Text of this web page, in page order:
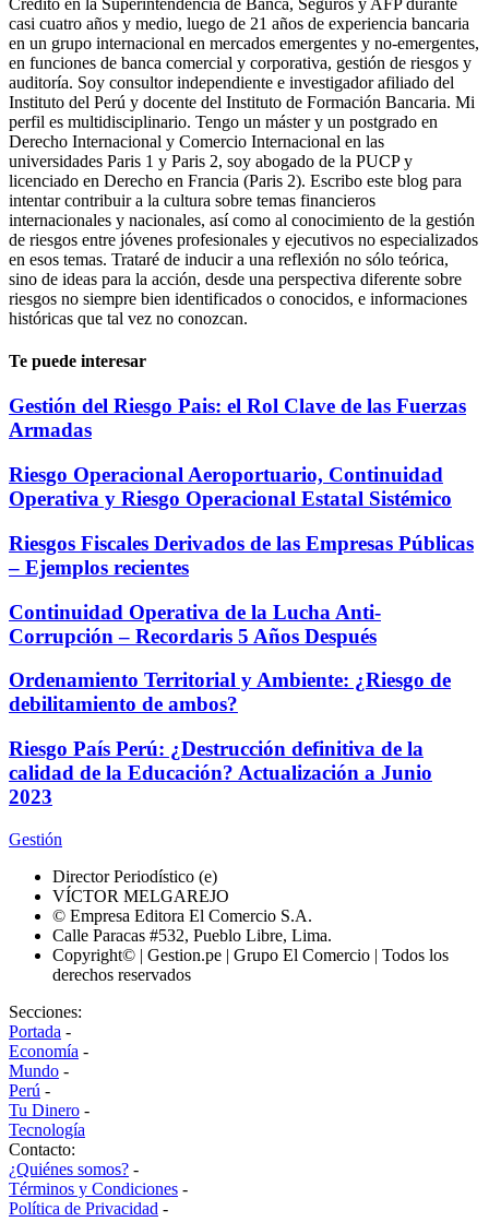
Crédito en la Superintendencia de Banca, Seguros y AFP durante
casi cuatro años y medio, luego de 21 años de experiencia bancaria
en un grupo internacional en mercados emergentes y no-emergentes,
en funciones de banca comercial y corporativa, gestión de riesgos y
auditoría. Soy consultor independiente e investigador afiliado del
Instituto del Perú y docente del Instituto de Formación Bancaria. Mi
perfil es multidisciplinario. Tengo un máster y un postgrado en
Derecho Internacional y Comercio Internacional en las
universidades Paris 1 y Paris 2, soy abogado de la PUCP y
licenciado en Derecho en Francia (Paris 2). Escribo este blog para
intentar contribuir a la cultura sobre temas financieros
internacionales y nacionales, así como al conocimiento de la gestión
de riesgos entre jóvenes profesionales y ejecutivos no especializados
en esos temas. Trataré de inducir a una reflexión no sólo teórica,
sino de ideas para la acción, desde una perspectiva diferente sobre
riesgos no siempre bien identificados o conocidos, e informaciones
históricas que tal vez no conozcan.
Te puede interesar
Gestión del Riesgo Pais: el Rol Clave de las Fuerzas
Armadas
Riesgo Operacional Aeroportuario, Continuidad
Operativa y Riesgo Operacional Estatal Sistémico
Riesgos Fiscales Derivados de las Empresas Públicas
– Ejemplos recientes
Continuidad Operativa de la Lucha Anti-
Corrupción – Recordaris 5 Años Después
Ordenamiento Territorial y Ambiente: ¿Riesgo de
debilitamiento de ambos?
Riesgo País Perú: ¿Destrucción definitiva de la
calidad de la Educación? Actualización a Junio
2023
Gestión
Director Periodístico (e)
VÍCTOR MELGAREJO
© Empresa Editora El Comercio S.A.
Calle Paracas #532, Pueblo Libre, Lima.
Copyright© | Gestion.pe | Grupo El Comercio | Todos los
derechos reservados
Secciones:
Portada -
Economía -
Mundo -
Perú -
Tu Dinero -
Tecnología
Contacto:
¿Quiénes somos? -
Términos y Condiciones -
Política de Privacidad -